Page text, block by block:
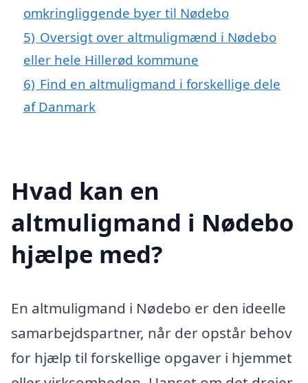
omkringliggende byer til Nødebo
5) Oversigt over altmuligmænd i Nødebo
eller hele Hillerød kommune
6) Find en altmuligmand i forskellige dele
af Danmark
Hvad kan en
altmuligmand i Nødebo
hjælpe med?
En altmuligmand i Nødebo er den ideelle
samarbejdspartner, når der opstår behov
for hjælp til forskellige opgaver i hjemmet